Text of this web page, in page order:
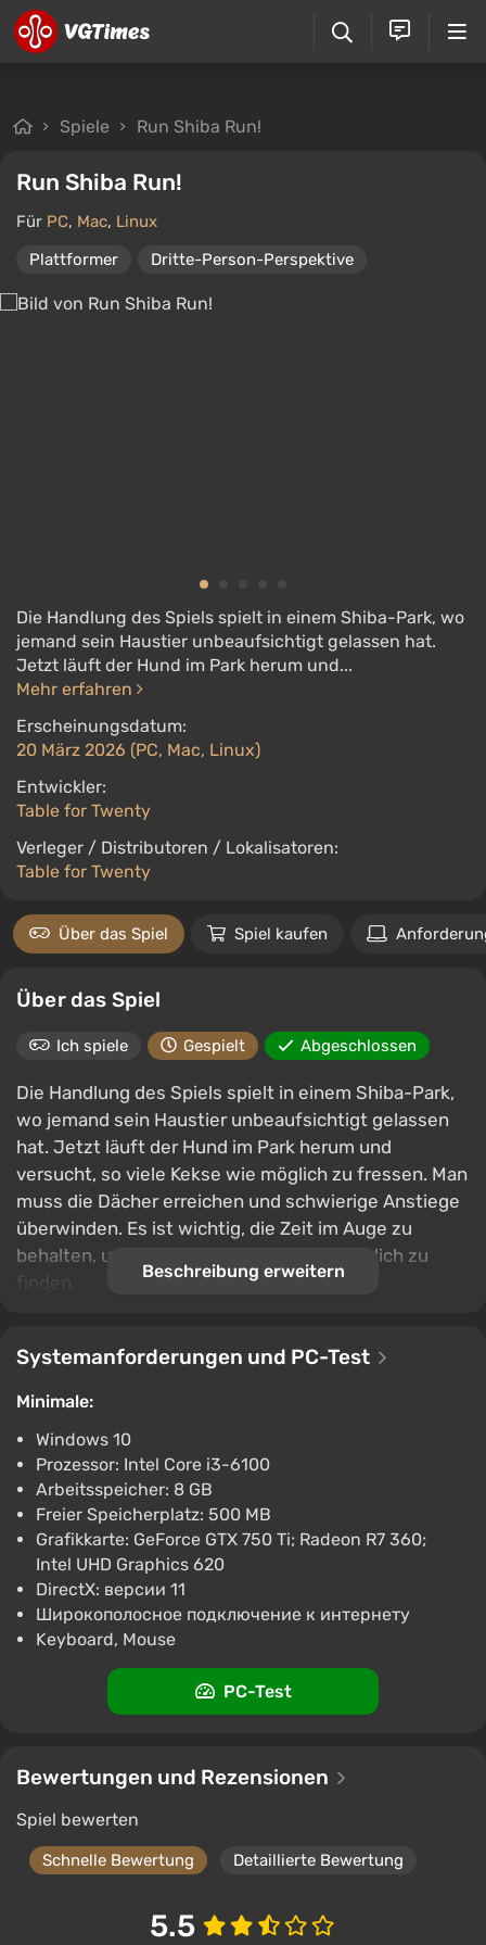
Spiele Run Shiba Run!
Run Shiba Run!
Für PC, Mac, Linux
Plattformer
Dritte-Person-Perspektive
Die Handlung des Spiels spielt in einem Shiba-Park, wo
jemand sein Haustier unbeaufsichtigt gelassen hat.
Jetzt läuft der Hund im Park herum und...
Mehr erfahren
Erscheinungsdatum:
20 März 2026 (PC, Mac, Linux)
Entwickler:
Table for Twenty
Verleger / Distributoren / Lokalisatoren:
Table for Twenty
Über das Spiel Spiel kaufen
Über das Spiel
Ich spiele Gespielt Abgeschlossen
Die Handlung des Spiels spielt in einem Shiba-Park,
wo jemand sein Haustier unbeaufsichtigt gelassen
hat. Jetzt läuft der Hund im Park herum und
versucht, so viele Kekse wie möglich zu fressen. Man
muss die Dächer erreichen und schwierige Anstiege
überwinden. Es ist wichtig, die Zeit im Auge zu
behalten, um so viele Leckereien wie möglich zu
finden.
Beschreibung erweitern
Systemanforderungen und PC-Test
Minimale:
Windows 10
Prozessor: Intel Core i3-6100
Arbeitsspeicher: 8 GB
Freier Speicherplatz: 500 MB
Grafikkarte: GeForce GTX 750 Ti; Radeon R7 360;
Intel UHD Graphics 620
DirectX: версии 11
Широкополосное подключение к интернету
Keyboard, Mouse
PC-Test
Bewertungen und Rezensionen
Spiel bewerten
Schnelle Bewertung Detaillierte Bewertung
5.5